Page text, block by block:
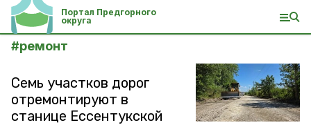
Портал Предгорного
округа
#ремонт
Семь участков дорог
отремонтируют в
станице Ессентукской